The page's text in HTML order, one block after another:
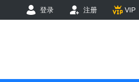
登录 注册 VIP